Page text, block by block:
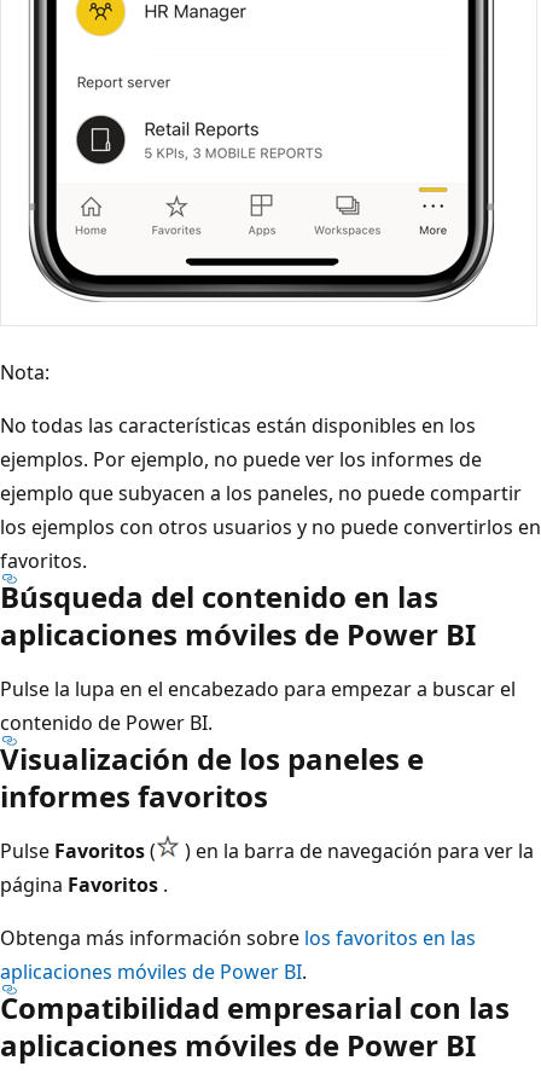
Nota:
No todas las características están disponibles en los
ejemplos. Por ejemplo, no puede ver los informes de
ejemplo que subyacen a los paneles, no puede compartir
los ejemplos con otros usuarios y no puede convertirlos en
favoritos.
Búsqueda del contenido en las
aplicaciones móviles de Power BI
Pulse la lupa en el encabezado para empezar a buscar el
contenido de Power BI.
Visualización de los paneles e
informes favoritos
Pulse Favoritos(
) en la barra de navegación para ver la
página Favoritos .
Obtenga más información sobre los favoritos en las
aplicaciones móviles de Power BI.
Compatibilidad empresarial con las
aplicaciones móviles de Power BI